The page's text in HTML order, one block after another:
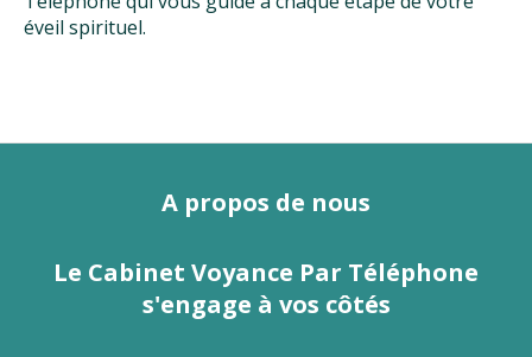
éveil spirituel.
A propos de nous
Le Cabinet Voyance Par Téléphone
s'engage à vos côtés